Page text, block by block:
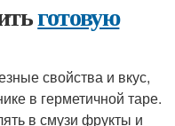
готовую
свойства и вкус,
в герметичной таре.
в смузи фрукты и